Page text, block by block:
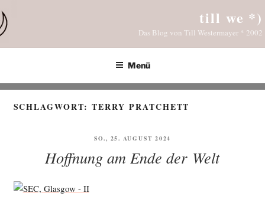
Inhalt
springen
till we *)
Das Blog von Till Westermayer * 2002
Menü
SCHLAGWORT:TERRY PRATCHETT
VERÖFFENTLICHT
SO., 25. AUGUST 2024
Hoffnung am Ende der Welt